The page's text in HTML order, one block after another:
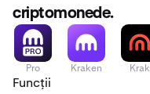
criptomonede.
Pro Kraken Krak
Funcții